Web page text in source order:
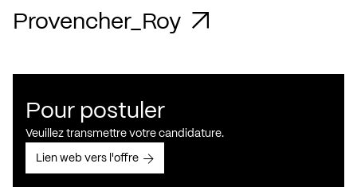
Provencher_Roy
Pour postuler
Veuillez transmettre votre candidature.
Lien web vers l'offre